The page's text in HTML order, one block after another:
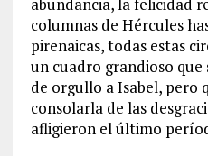
abundancia, la felicidad
columnas de Hércules
pirenaicas, todas estas
un cuadro grandioso
de orgullo a Isabel, pero
consolarla de las
afligieron el último